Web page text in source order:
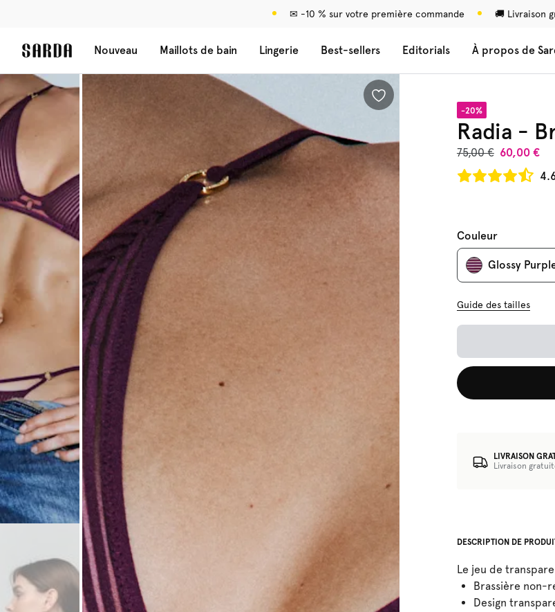
✉ -10 % sur votre première commande 🚚 Livraison
Nouveau Maillots de bain Lingerie Best-sellers Editorials À propos de
-20%
Radia -
75,00 € 60,00 €
Couleur
Glossy
Guide des tailles
LIVRAISON
Livraison
DESCRIPTION DE
Le jeu de
Brassière non-
Design